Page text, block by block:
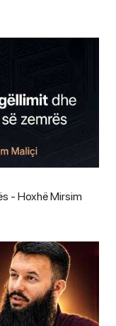
- Hoxhë Mirsim